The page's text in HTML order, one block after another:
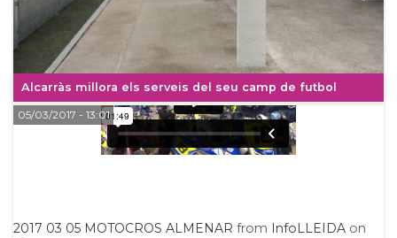
Alcarràs millora els serveis del seu camp de futbol
2017 03 05 MOTOCROS ALMENAR from InfoLLEIDA on
05/03/2017 - 13:01